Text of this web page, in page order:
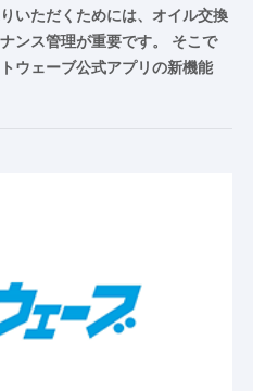
いただくためには、オイル交換
ンス管理が重要です。 そこで
ウェーブ公式アプリの新機能